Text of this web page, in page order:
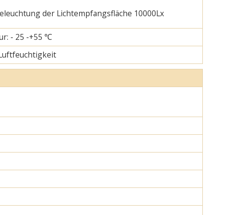
der Lichtempfangsfläche 10000Lx
- 25 -+55 ℃